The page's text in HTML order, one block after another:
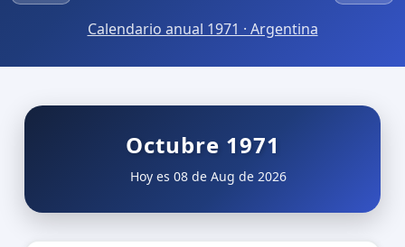
Calendario anual 1971 · Argentina
Octubre 1971
Hoy es 08 de Aug de 2026